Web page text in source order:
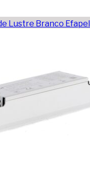
Lustre Branco Efapel